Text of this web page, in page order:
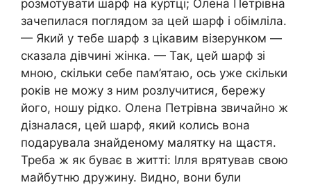
розмотувати шарф на куртці; Олена Петрівна
зачепилася поглядом за цей шарф і обімліла.
— Який у тебе шарф з цікавим візерунком —
сказала дівчині жінка. — Так, цей шарф зі
мною, скільки себе пам’ятаю, ось уже скільки
років не можу з ним розлучитися, бережу
його, ношу рідко. Олена Петрівна звичайно ж
дізналася, цей шарф, який колись вона
подарувала знайденому малятку на щастя.
Треба ж як буває в житті: Ілля врятував свою
майбутню дружину. Видно, вони були